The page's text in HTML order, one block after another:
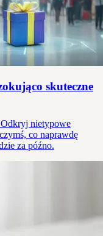
skuteczne
Odkryj nietypowe
co naprawdę
za późno.